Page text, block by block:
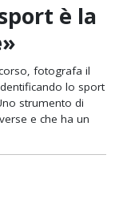
è la
fotografa il
lo sport
strumento di
e che ha un